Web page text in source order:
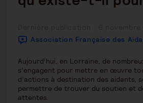
publiée :
Association Française des
Aujourd’hui, en Lorraine, de
s’engagent pour mettre en œuvre
d’actions à destination des aidants,
permettre de trouver du soutien et
attentes.